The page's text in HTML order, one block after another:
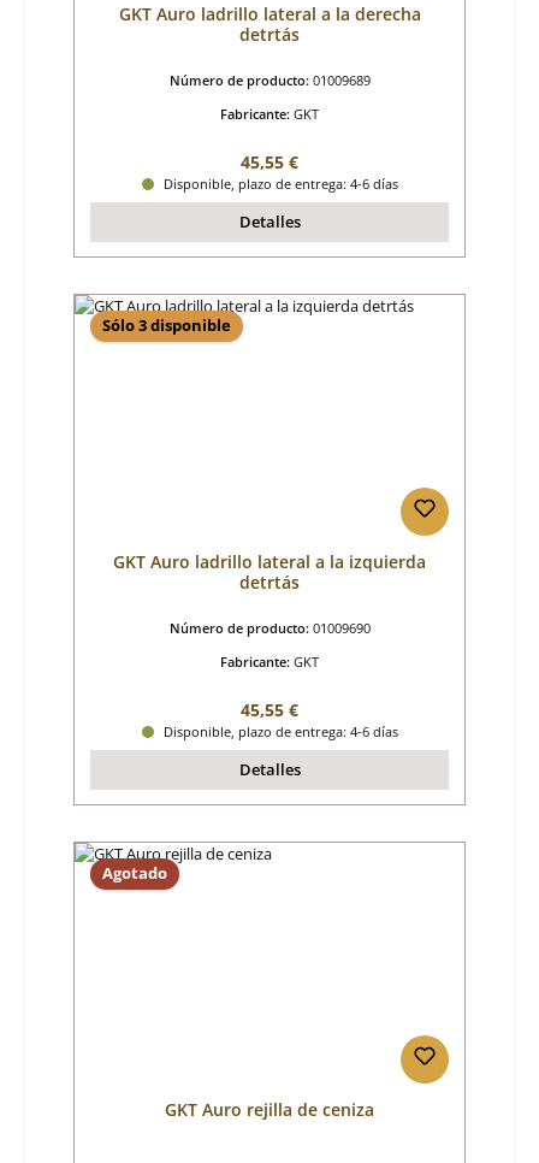
GKT Auro ladrillo lateral a la derecha
detrtás
Número de producto: 01009689
Fabricante: GKT
Precio normal:
45,55 €
Disponible, plazo de entrega: 4-6 días
Detalles
Sólo 3 disponible
GKT Auro ladrillo lateral a la izquierda
detrtás
Número de producto: 01009690
Fabricante: GKT
Precio normal:
45,55 €
Disponible, plazo de entrega: 4-6 días
Detalles
Agotado
GKT Auro rejilla de ceniza